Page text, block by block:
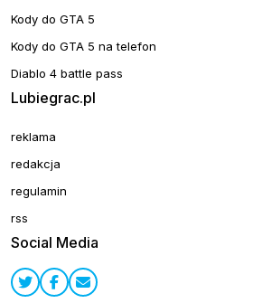
Kody do GTA 5
Kody do GTA 5 na telefon
Diablo 4 battle pass
Lubiegrac.pl
reklama
redakcja
regulamin
rss
Social Media